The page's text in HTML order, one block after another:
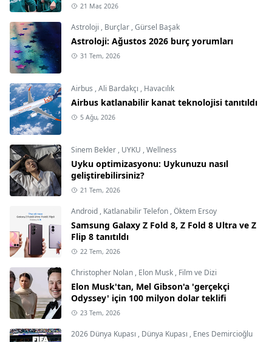
21 Mar, 2026
Astroloji , Burçlar ,Gürsel Başak
Astroloji: Ağustos 2026 burç yorumları
31 Tem, 2026
Airbus ,Ali Bardakçı , Havacılık
Airbus katlanabilir kanat teknolojisi tanıtıldı
5 Ağu, 2026
Sinem Bekler , UYKU ,Wellness
Uyku optimizasyonu: Uykunuzu nasıl
geliştirebilirsiniz?
21 Tem, 2026
Android , Katlanabilir Telefon ,Öktem Ersoy
Samsung Galaxy Z Fold 8, Z Fold 8 Ultra ve Z
Flip 8 tanıtıldı
22 Tem, 2026
Christopher Nolan , Elon Musk , Film ve Dizi
Elon Musk'tan, Mel Gibson'a 'gerçekçi
Odyssey' için 100 milyon dolar teklifi
23 Tem, 2026
2026 Dünya Kupası , Dünya Kupası , Enes Demircioğlu